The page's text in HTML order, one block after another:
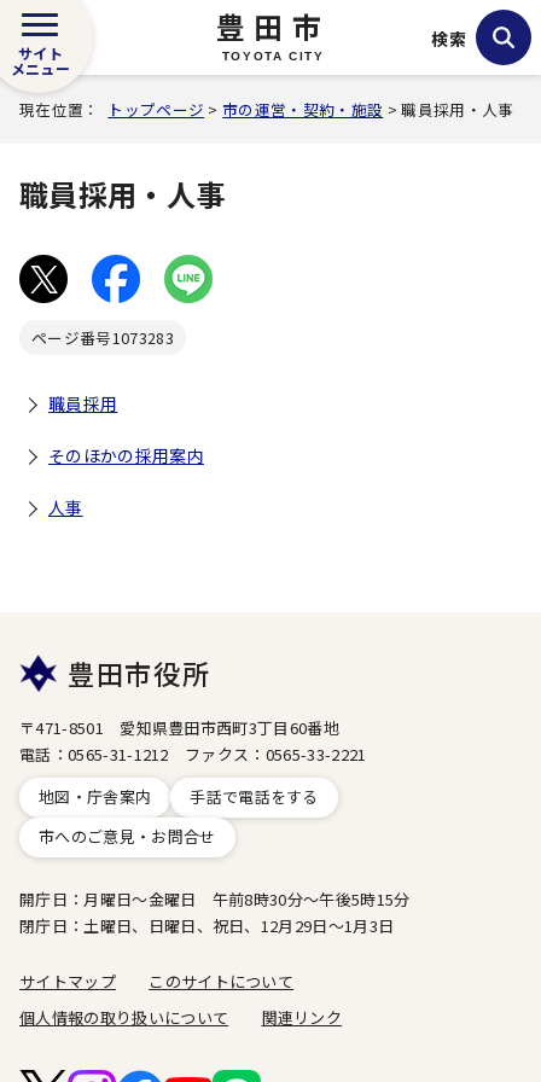
豊田市
TOYOTA CITY
サイト
メニュー
検索
現在位置： トップページ >市の運営・契約・施設 > 職員採用・人事
職員採用・人事
ページ番号1073283
職員採用
そのほかの採用案内
人事
豊田市役所
〒471-8501 愛知県豊田市西町3丁目60番地
電話：0565-31-1212 ファクス：0565-33-2221
地図・庁舎案内
手話で電話をする
市へのご意見・お問合せ
開庁日：月曜日～金曜日 午前8時30分～午後5時15分
閉庁日：土曜日、日曜日、祝日、12月29日～1月3日
サイトマップ
このサイトについて
個人情報の取り扱いについて
関連リンク